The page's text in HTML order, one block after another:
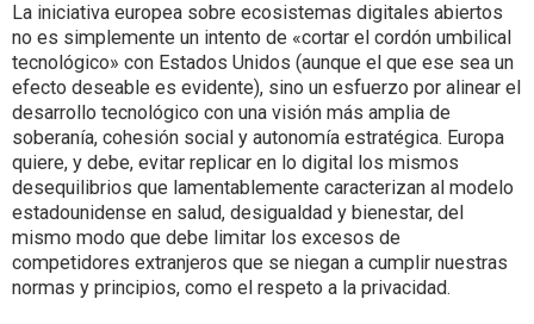
La iniciativa europea sobre ecosistemas digitales abiertos
no es simplemente un intento de «cortar el cordón umbilical
tecnológico» con Estados Unidos (aunque el que ese sea un
efecto deseable es evidente), sino un esfuerzo por alinear el
desarrollo tecnológico con una visión más amplia de
soberanía, cohesión social y autonomía estratégica. Europa
quiere, y debe, evitar replicar en lo digital los mismos
desequilibrios que lamentablemente caracterizan al modelo
estadounidense en salud, desigualdad y bienestar, del
mismo modo que debe limitar los excesos de
competidores extranjeros que se niegan a cumplir nuestras
normas y principios, como el respeto a la privacidad.